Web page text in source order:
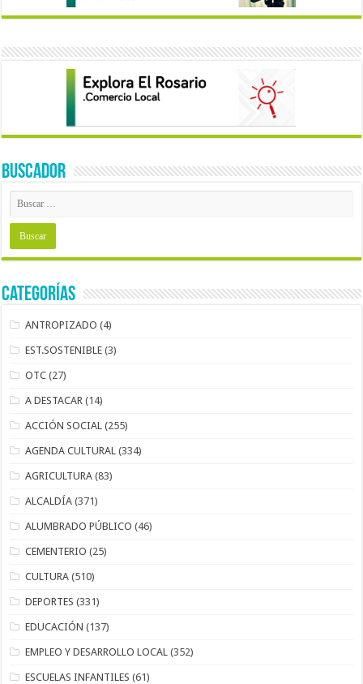
BUSCADOR
Categorías
ANTROPIZADO (4)
EST.SOSTENIBLE (3)
OTC (27)
A DESTACAR (14)
ACCIÓN SOCIAL (255)
AGENDA CULTURAL (334)
AGRICULTURA (83)
ALCALDÍA (371)
ALUMBRADO PÚBLICO (46)
CEMENTERIO (25)
CULTURA (510)
DEPORTES (331)
EDUCACIÓN (137)
EMPLEO Y DESARROLLO LOCAL (352)
ESCUELAS INFANTILES (61)